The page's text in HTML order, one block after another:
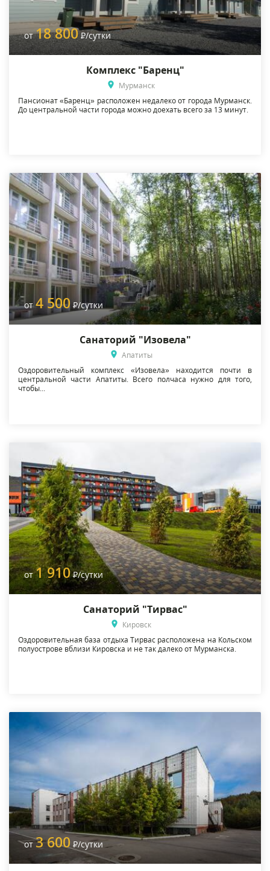
от18 800 Р/сутки
Комплекс "Баренц"
Мурманск
Пансионат «Баренц» расположен недалеко от города Мурманск.
До центральной части города можно доехать всего за 13 минут.
от4 500 Р/сутки
Санаторий "Изовела"
Апатиты
Оздоровительный комплекс «Изовела» находится почти в
центральной части Апатиты. Всего полчаса нужно для того,
чтобы...
от1 910 Р/сутки
Санаторий "Тирвас"
Кировск
Оздоровительная база отдыха Тирвас расположена на Кольском
полуострове вблизи Кировска и не так далеко от Мурманска.
от3 600 Р/сутки